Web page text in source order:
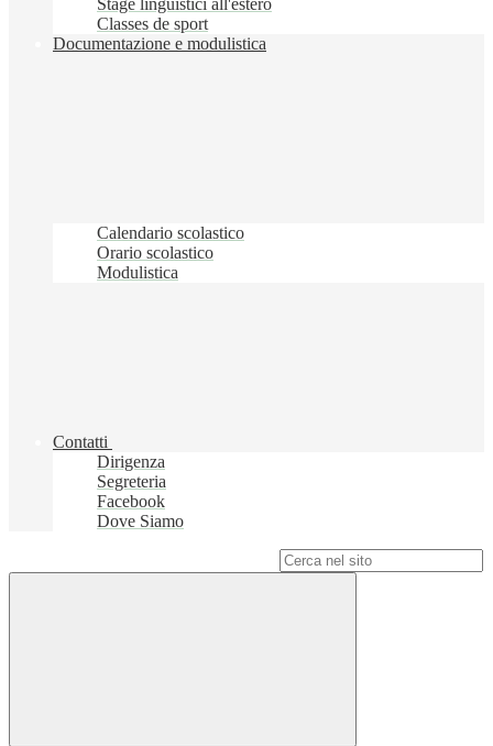
Stage linguistici all'estero
Classes de sport
Documentazione e modulistica
Calendario scolastico
Orario scolastico
Modulistica
Contatti
Dirigenza
Segreteria
Facebook
Dove Siamo